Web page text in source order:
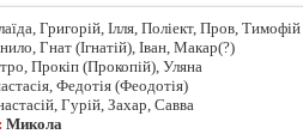
Григорій, Ілля, Поліект, Пров, Тимофій
Гнат (Ігнатій), Іван, Макар(?)
Прокіп (Прокопій), Уляна
Федотія (Феодотія)
Гурій, Захар, Савва
Микола